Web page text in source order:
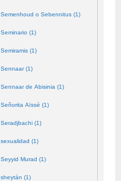
Semenhoud o Sebennitus (1)
Seminario (1)
Semiramis (1)
Sennaar (1)
Sennaar de Abisinia (1)
Señorita Aïssé (1)
Seradjbachi (1)
sexualidad (1)
Seyyid Murad (1)
sheytán (1)